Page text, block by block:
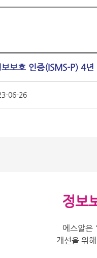
보호 인증(ISMS-P) 4년
06-26
정보
에스알은
개선을 위